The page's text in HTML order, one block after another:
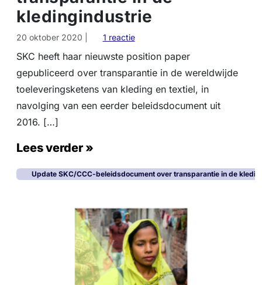
u
w
o
e
t
t
e
t
!
kledingindustrie
20 oktober 2020 1 reactieo
U
p
d
t
/
C
-
b
e
l
e
i
SKC heeft haar nieuwste position paper
gepubliceerd over transparantie in de wereldwijde
toeleveringsketens van kleding en textiel, in
navolging van een eerder beleidsdocument uit
2016. […]
Lees verder »
Update SKC/CCC-beleidsdocument over transparantie in de